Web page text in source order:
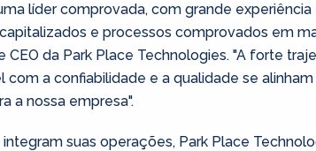
líder comprovada, com grande
e processos comprovados em
CEO da Park Place Technologies. "A forte
com a confiabilidade e a qualidade se
a nossa empresa".
suas operações, Park Place